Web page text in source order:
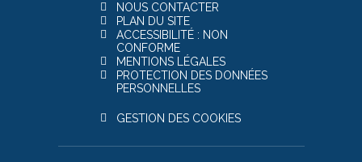
NOUS CONTACTER
PLAN DU SITE
ACCESSIBILITÉ : NON
CONFORME
MENTIONS LÉGALES
PROTECTION DES DONNÉES
PERSONNELLES
GESTION DES COOKIES